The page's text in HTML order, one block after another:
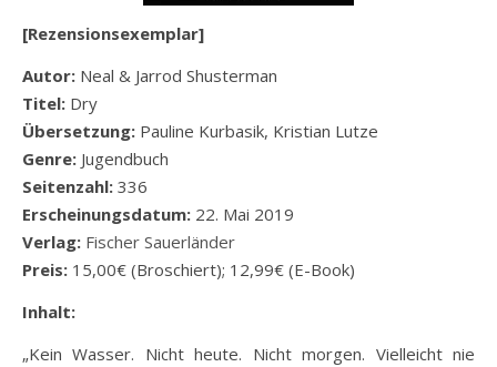
[Rezensionsexemplar]
Autor: Neal & Jarrod Shusterman
Titel: Dry
Übersetzung: Pauline Kurbasik, Kristian Lutze
Genre: Jugendbuch
Seitenzahl: 336
Erscheinungsdatum: 22. Mai 2019
Verlag: Fischer Sauerländer
Preis: 15,00€ (Broschiert); 12,99€ (E-Book)
Inhalt:
„Kein Wasser. Nicht heute. Nicht morgen. Vielleicht nie